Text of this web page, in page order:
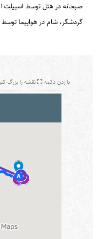
صبحانه در هتل توسط اسپیلت
گردشگر شام در هواپیما توسط
با زدن دکمه نقشه را بزرگ